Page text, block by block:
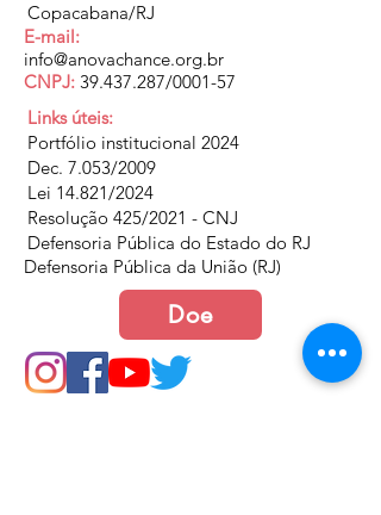
Copacabana/RJ
E-mail:
info@anovachance.org.br
CNPJ: 39.437.287/0001-57
Links úteis:
Portfólio institucional 2024
Dec. 7.053/2009
Lei 14.821/2024
Resolução 425/2021 - CNJ
Defensoria Pública do Estado do RJ
Defensoria Pública da União (RJ)
Doe